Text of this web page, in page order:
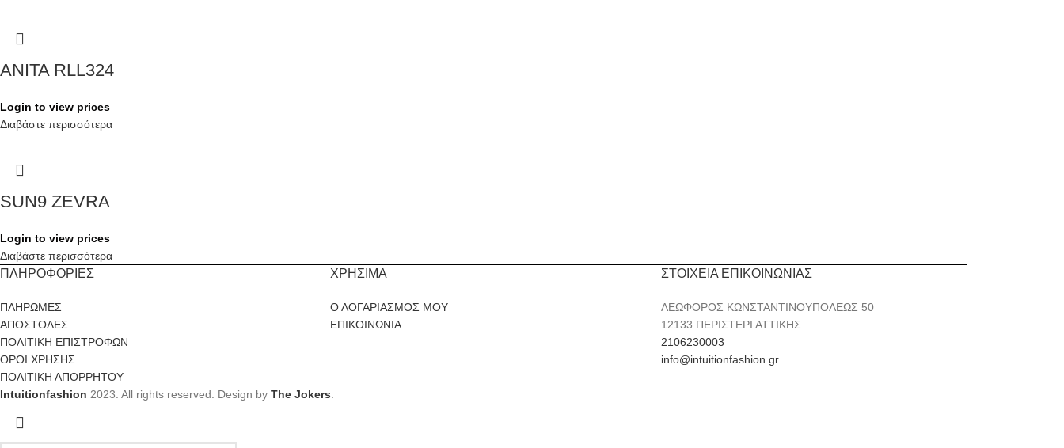
ANITA RLL324
Login to view prices
Διαβάστε περισσότερα
SUN9 ZEVRA
Login to view prices
Διαβάστε περισσότερα
ΠΛΗΡΟΦΟΡΙΕΣ
ΠΛΗΡΩΜΕΣ
ΑΠΟΣΤΟΛΕΣ
ΠΟΛΙΤΙΚΗ ΕΠΙΣΤΡΟΦΩΝ
ΟΡΟΙ ΧΡΗΣΗΣ
ΠΟΛΙΤΙΚΗ ΑΠΟΡΡΗΤΟΥ
ΧΡΗΣΙΜΑ
Ο ΛΟΓΑΡΙΑΣΜΟΣ ΜΟΥ
ΕΠΙΚΟΙΝΩΝΙΑ
ΣΤΟΙΧΕΙΑ ΕΠΙΚΟΙΝΩΝΙΑΣ
ΛΕΩΦΟΡΟΣ ΚΩΝΣΤΑΝΤΙΝΟΥΠΟΛΕΩΣ 50
12133 ΠΕΡΙΣΤΕΡΙ ΑΤΤΙΚΗΣ
2106230003
info@intuitionfashion.gr
Intuitionfashion 2023. All rights reserved. Design by The Jokers